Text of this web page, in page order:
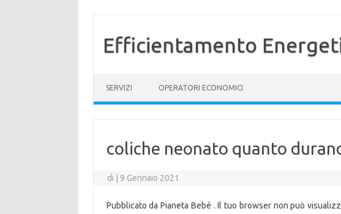
Efficientamento
SERVIZI OPERATORI ECONOMICI
coliche neonato quanto
di 9 Gennaio 2021
Pubblicato da Pianeta Bebé . Il tuo browser non può